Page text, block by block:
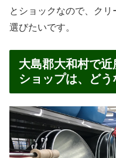
とショックなので、ク
選びたいです。
大島郡大和村で近
ショップは、どう